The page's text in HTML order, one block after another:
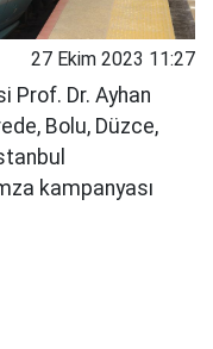
27 Ekim 2023 11:27
Prof. Dr. Ayhan
Bolu, Düzce,
kampanyası